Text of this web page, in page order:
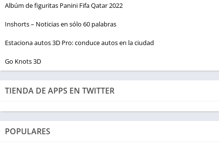
Albúm de figuritas Panini Fifa Qatar 2022
Inshorts – Noticias en sólo 60 palabras
Estaciona autos 3D Pro: conduce autos en la ciudad
Go Knots 3D
TIENDA DE APPS EN TWITTER
POPULARES